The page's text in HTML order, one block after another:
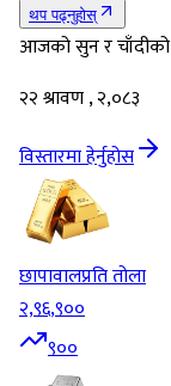
थप पढ्नुहोस्
आजको सुन र
२२ श्रावण , २,०८३
विस्तारमा हेर्नुहोस
छापावालप्रति तोला
२,९६,९००
९००